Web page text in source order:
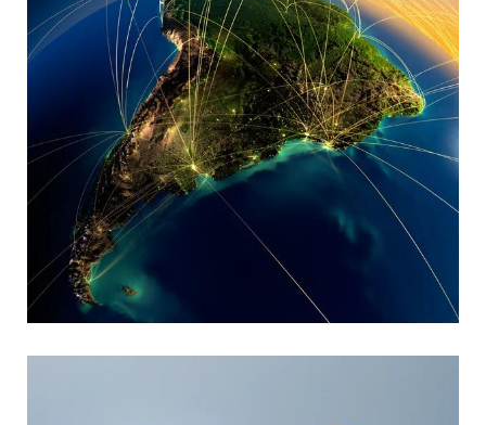
MARIA SONZINI
Aviación Comercial
Aviación General